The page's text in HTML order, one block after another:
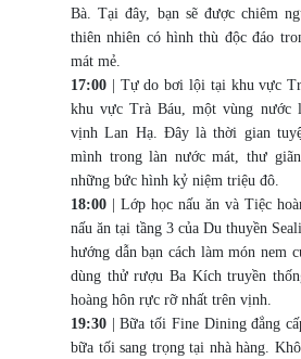
Bà. Tại đây, bạn sẽ được chiêm
thiên nhiên có hình thù độc đáo
mát mẻ.
17:00
| Tự do bơi lội tại khu vực
khu vực Trà Báu, một vùng nước
vịnh Lan Hạ. Đây là thời gian
mình trong làn nước mát, thư
những bức hình kỷ niệm triệu đô.
18:00 | Lớp học nấu ăn và Tiệc
nấu ăn tại tầng 3 của Du thuyền
hướng dẫn bạn cách làm món nem
dùng thử rượu Ba Kích truyền
hoàng hôn rực rỡ nhất trên vịnh.
19:30 | Bữa tối Fine Dining đẳng
bữa tối sang trọng tại nhà hàng.